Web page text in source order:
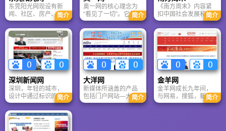
集现场招聘、网络招
聘、人才信息服务、
人事代理、人才派
遣、人才征信、大学
生就业服务、承办人
才高交会和人才文博
会、举办毕业生就业
双选会、管理和服务
流动党员等兼具市场
化服务和公益型服务
职能的华南地区知
名、全国具有一定影
响力的大型人才服务
专业机构。
证，以良好的商业模
式在经济发达地区立
脚，开创了人才网站
树质量品牌的先河。
东莞阳光网现设有新
闻、社区、房产、旅
游、生活、丽人、交
友、娱乐、摄影、视
频、供求、广播、电
视、主持、魅力东莞
等20多个专业频道。
东莞阳光网共享东莞
广播电视台广播与电
视资源优势，发布东
莞地区新闻资讯更快
更新，专享视（音）
频直播与点播东莞广
播电视台广播、电视
节目。
简介
奥一网的核心理念为
“看见了一切”。它包含
多种诉求：有丰富的
资讯，能够看到一
切；采集与传播速度
快，新闻原生性、自
然性强，可看到正在
发生的一切；不仅仅
提供事实，还提供对
事实的分析与解读，
能看明白一切；网络
视觉合乎人性，追求
愉悦舒适，能够轻松
地看到一切；不仅可
简介
《南方周末》内容紧
扣中国社会发展和国
际时局的热点和关键
点，完整、真实的记
录中国社会迈向未来
的脉络、趋势和图
景。根据专业品牌机
构评估，“南方周末”的
品牌价值高度20亿
元，多次获得国内外
传媒大奖，是中国公
信力最强的综合性周
报。
简介
深圳新闻网
深圳，年轻的城市，
设计中通过标识的独
特性，来塑造这个城
市的独特气质。标识
除了能够将新媒体这
一概念体现出来外，
简介
大洋网
新媒体所涵盖的产品
包括门户网站—大洋
网，多媒体数字报
简介
金羊网
金羊网成长九年间，
与网易，搜狐，新
浪，腾讯，雅虎等全
简介